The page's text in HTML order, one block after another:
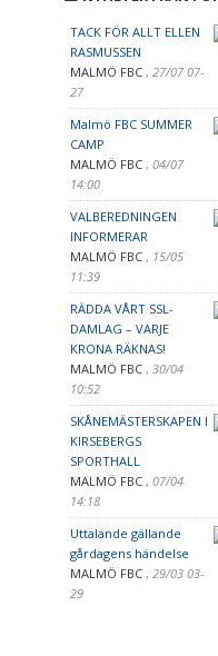
TACK FÖR ALLT ELLEN
RASMUSSEN
MALMÖ FBC , 27/07 07-
27
Malmö FBC SUMMER
CAMP
MALMÖ FBC , 04/07
14:00
VALBEREDNINGEN
INFORMERAR
MALMÖ FBC , 15/05
11:39
RÄDDA VÅRT SSL-
DAMLAG – VARJE
KRONA RÄKNAS!
MALMÖ FBC , 30/04
10:52
SKÅNEMÄSTERSKAPEN I
KIRSEBERGS
SPORTHALL
MALMÖ FBC , 07/04
14:18
Uttalande gällande
gårdagens händelse
MALMÖ FBC , 29/03 03-
29